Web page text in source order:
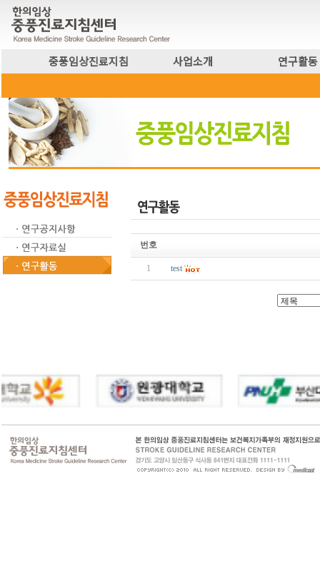
중풍임상진료지침 사업소개 연구활동
번호
1 test